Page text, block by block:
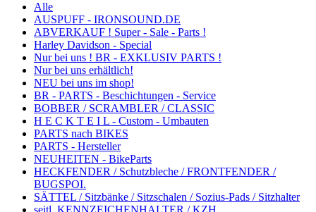
Alle
AUSPUFF - IRONSOUND.DE
ABVERKAUF ! Super - Sale - Parts !
Harley Davidson - Special
Nur bei uns ! BR - EXKLUSIV PARTS !
Nur bei uns erhältlich!
NEU bei uns im shop!
BR - PARTS - Beschichtungen - Service
BOBBER / SCRAMBLER / CLASSIC
H E C K T E I L - Custom - Umbauten
PARTS nach BIKES
PARTS - Hersteller
NEUHEITEN - BikeParts
HECKFENDER / Schutzbleche / FRONTFENDER /
BUGSPOI.
SÄTTEL / Sitzbänke / Sitzschalen / Sozius-Pads / Sitzhalter
seitl. KENNZEICHENHALTER / KZH